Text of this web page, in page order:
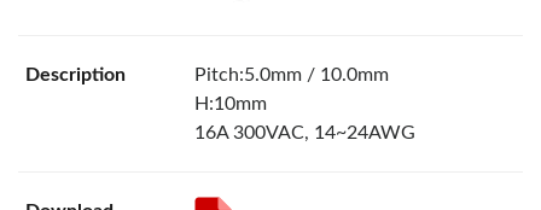
Pitch:5.0mm / 10.0mm
H:10mm
16A 300VAC, 14~24AWG